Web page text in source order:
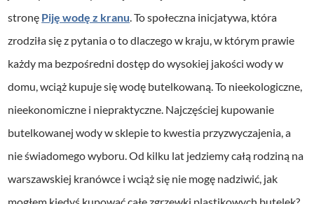
stronę Piję wodę z kranu. To społeczna inicjatywa, która
zrodziła się z pytania o to dlaczego w kraju, w którym prawie
każdy ma bezpośredni dostęp do wysokiej jakości wody w
domu, wciąż kupuje się wodę butelkowaną. To nieekologiczne,
nieekonomiczne i niepraktyczne. Najczęściej kupowanie
butelkowanej wody w sklepie to kwestia przyzwyczajenia, a
nie świadomego wyboru. Od kilku lat jedziemy całą rodziną na
warszawskiej kranówce i wciąż się nie mogę nadziwić, jak